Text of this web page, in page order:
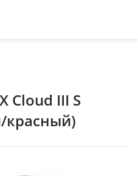
Cloud III S
красный)